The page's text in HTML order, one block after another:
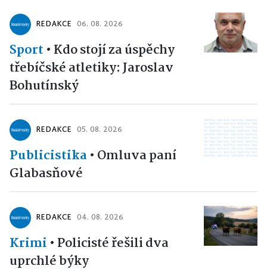
REDAKCE 06. 08. 2026
Sport • Kdo stojí za úspěchy
třebíčské atletiky: Jaroslav
Bohutínský
REDAKCE 05. 08. 2026
Publicistika• Omluva paní
Glabasňové
REDAKCE 04. 08. 2026
Krimi • Policisté řešili dva
uprchlé býky